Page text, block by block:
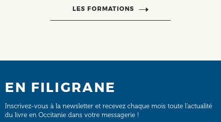
LES FORMATIONS
EN FILIGRANE
Inscrivez-vous à la newsletter et recevez chaque mois toute l’actualité
du livre en Occitanie dans votre messagerie !